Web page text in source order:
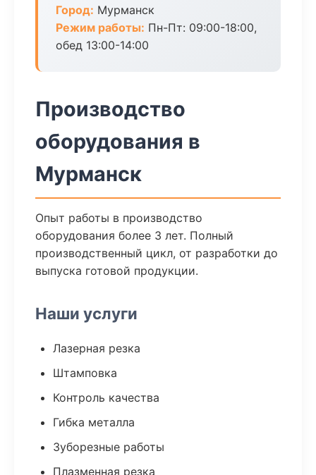
Город: Мурманск
Режим работы: Пн-Пт: 09:00-18:00,
обед 13:00-14:00
Производство
оборудования в
Мурманск
Опыт работы в производство
оборудования более 3 лет. Полный
производственный цикл, от разработки до
выпуска готовой продукции.
Наши услуги
Лазерная резка
Штамповка
Контроль качества
Гибка металла
Зуборезные работы
Плазменная резка